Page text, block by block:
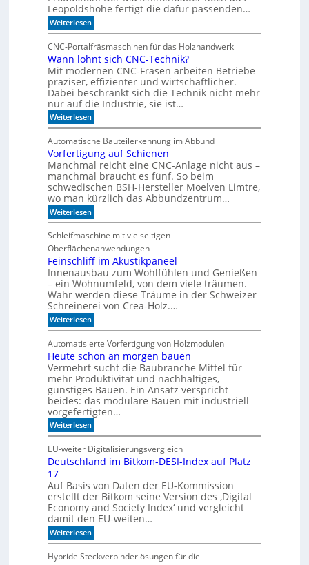
e
I
R
-
e
n
s
o
r
e
n
o
r
k
e
z
u
m
B
ü
c
h
e
r
r
e
a
l
Leopoldshöhe fertigt die dafür passenden…
Weiterlesen:
I
T
a
k
t
d
e
r
S
e
r
i
e
CNC-Portalfräsmaschinen für das Holzhandwerk
Wann lohnt sich CNC-Technik?
Mit modernen CNC-Fräsen arbeiten Betriebe
präziser, effizienter und wirtschaftlicher.
Dabei beschränkt sich die Technik nicht mehr
nur auf die Industrie, sie ist…
Weiterlesen:
W
a
n
n
l
o
h
n
t
s
i
c
h
C
N
C
-
T
e
c
h
n
k
?
Automatische Bauteilerkennung im Abbund
Vorfertigung auf Schienen
Manchmal reicht eine CNC-Anlage nicht aus –
manchmal braucht es fünf. So beim
schwedischen BSH-Hersteller Moelven Limtre,
wo man kürzlich das Abbundzentrum…
Weiterlesen:
V
o
r
f
e
r
t
i
g
u
n
g
u
f
S
c
h
i
e
n
e
n
Schleifmaschine mit vielseitigen
Oberflächenanwendungen
Feinschliff im Akustikpaneel
Innenausbau zum Wohlfühlen und Genießen
– ein Wohnumfeld, von dem viele träumen.
Wahr werden diese Träume in der Schweizer
Schreinerei von Crea-Holz.…
Weiterlesen:
F
i
n
s
c
h
l
i
f
f
i
m
A
k
s
i
k
p
a
n
e
Automatisierte Vorfertigung von Holzmodulen
Heute schon an morgen bauen
Vermehrt sucht die Baubranche Mittel für
mehr Produktivität und nachhaltiges,
günstiges Bauen. Ein Ansatz verspricht
beides: das modulare Bauen mit industriell
vorgefertigten…
Weiterlesen:
H
e
u
t
s
h
o
n
a
n
o
EU-weiter Digitalisierungsvergleich
Deutschland im Bitkom-DESI-Index auf Platz
17
Auf Basis von Daten der EU-Kommission
erstellt der Bitkom seine Version des ‚Digital
Economy and Society Index‘ und vergleicht
damit den EU-weiten…
Weiterlesen:
D
u
Hybride Steckverbinderlösungen für die